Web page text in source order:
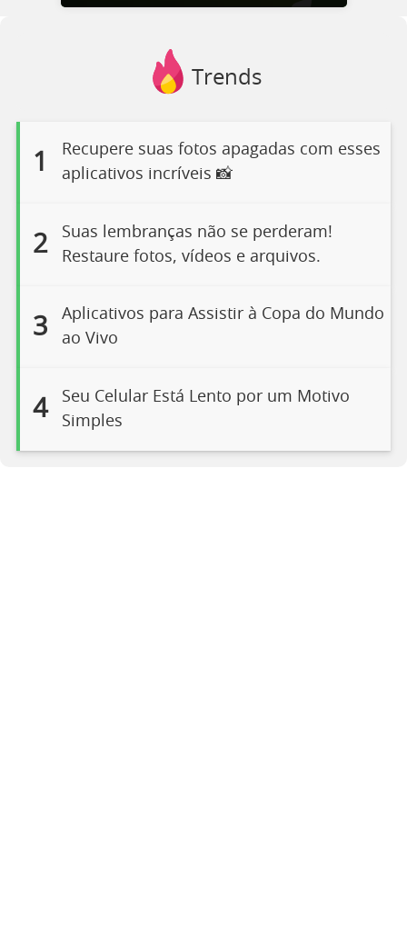
Trends
1
Recupere suas fotos apagadas com esses
aplicativos incríveis 📸
2
Suas lembranças não se perderam!
Restaure fotos, vídeos e arquivos.
3
Aplicativos para Assistir à Copa do Mundo
ao Vivo
4
Seu Celular Está Lento por um Motivo
Simples